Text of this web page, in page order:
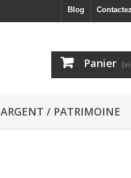
Blog
Panier
ARGENT / PATRIMOINE